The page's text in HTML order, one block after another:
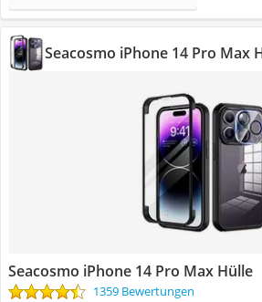
Seacosmo iPhone 14 Pro Max
Seacosmo iPhone 14 Pro Max Hülle
1359 Bewertungen